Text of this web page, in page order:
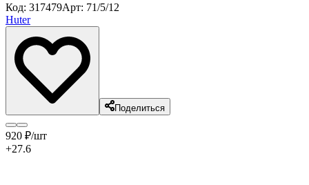
Код: 317479Арт: 71/5/12
Huter
Поделиться
920 ₽/шт
+27.6